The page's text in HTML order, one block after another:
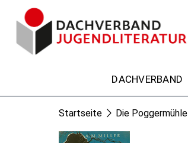
DACHVERBAND
Startseite Die Poggermühle